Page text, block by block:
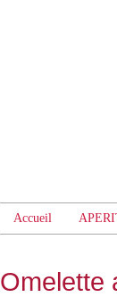
Accueil
Omelette